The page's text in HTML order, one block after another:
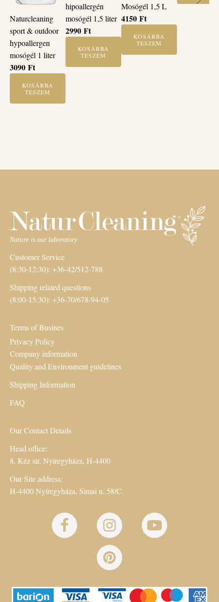
Naturcleaning
sport & outdoor
hypoallergen
mosógél 1 liter
3090 Ft
KOSÁRBA
TESZEM
hipoallergén
mosógél 1,5 liter
2990 Ft
KOSÁRBA
TESZEM
Mosógél 1,5 L
4150 Ft
KOSÁRBA
TESZEM
Customer Service
(8:30-12:30): +36-42/512-788
Shipping related questions
(8:00-15:30): +36-70/678-94-05
Terms of Busines
Privacy Policy
Company information
Quality and Environment guidelines
Shipping Information
FAQ
Our Contact Details
Head office:
8. Kéz str. Nyíregyháza, H-4400
Our Site address:
H-4400 Nyíregyháza, Simai u. 58/C.